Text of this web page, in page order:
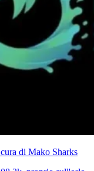
di Mako Sharks